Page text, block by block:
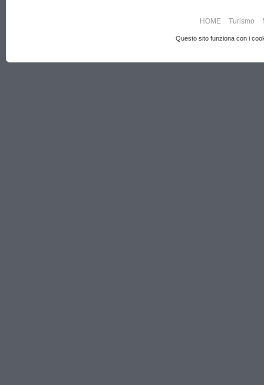
HOME Turismo
Questo sito funziona con i